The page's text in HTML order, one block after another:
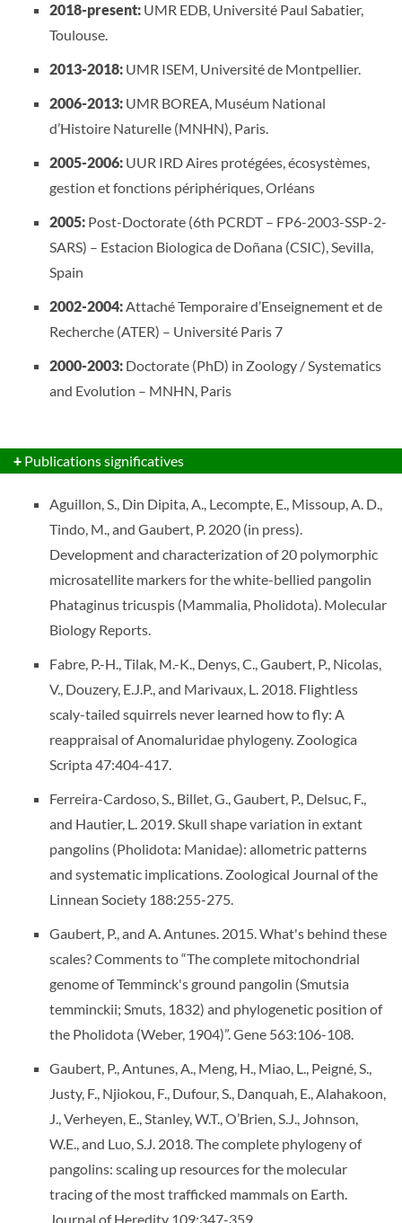
2018-present: UMR EDB, Université Paul Sabatier,
Toulouse.
2013-2018: UMR ISEM, Université de Montpellier.
2006-2013: UMR BOREA, Muséum National
d’Histoire Naturelle (MNHN), Paris.
2005-2006: UUR IRD Aires protégées, écosystèmes,
gestion et fonctions périphériques, Orléans
2005: Post-Doctorate (6th PCRDT – FP6-2003-SSP-2-
SARS) – Estacion Biologica de Doñana (CSIC), Sevilla,
Spain
2002-2004:Attaché Temporaire d’Enseignement et de
Recherche (ATER) – Université Paris 7
2000-2003: Doctorate (PhD) in Zoology / Systematics
and Evolution – MNHN, Paris
+ Publications significatives
Aguillon, S., Din Dipita, A., Lecompte, E., Missoup, A. D.,
Tindo, M., and Gaubert, P. 2020 (in press).
Development and characterization of 20 polymorphic
microsatellite markers for the white-bellied pangolin
Phataginus tricuspis (Mammalia, Pholidota). Molecular
Biology Reports.
Fabre, P.-H., Tilak, M.-K., Denys, C., Gaubert, P., Nicolas,
V., Douzery, E.J.P., and Marivaux, L. 2018. Flightless
scaly-tailed squirrels never learned how to fly: A
reappraisal of Anomaluridae phylogeny. Zoologica
Scripta 47:404-417.
Ferreira-Cardoso, S., Billet, G., Gaubert, P., Delsuc, F.,
and Hautier, L. 2019. Skull shape variation in extant
pangolins (Pholidota: Manidae): allometric patterns
and systematic implications. Zoological Journal of the
Linnean Society 188:255-275.
Gaubert, P., and A. Antunes. 2015. What's behind these
scales? Comments to “The complete mitochondrial
genome of Temminck's ground pangolin (Smutsia
temminckii; Smuts, 1832) and phylogenetic position of
the Pholidota (Weber, 1904)”. Gene 563:106-108.
Gaubert, P., Antunes, A., Meng, H., Miao, L., Peigné, S.,
Justy, F., Njiokou, F., Dufour, S., Danquah, E., Alahakoon,
J., Verheyen, E., Stanley, W.T., O’Brien, S.J., Johnson,
W.E., and Luo, S.J. 2018. The complete phylogeny of
pangolins: scaling up resources for the molecular
tracing of the most trafficked mammals on Earth.
Journal of Heredity 109:347-359.